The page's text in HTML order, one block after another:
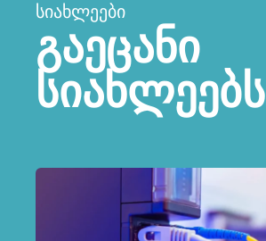
ᲡᲘᲐᲮᲚᲔᲔᲑᲘ
გაეცანი
სიახლეებს